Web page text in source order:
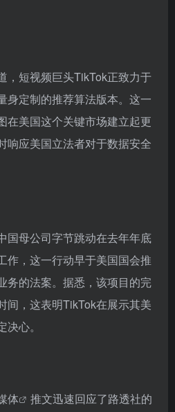
，短视频巨头TikTok正致力于
身定制的推荐算法版本。这一
在美国这个关键市场建立起更
响应美国立法者对于数据安全
国母公司字节跳动在去年年底
作，这一行动早于美国国会推
务的法案。据悉，该项目的完
间，这表明TikTok在展示其美
心。
体
推文迅速回应了路透社的